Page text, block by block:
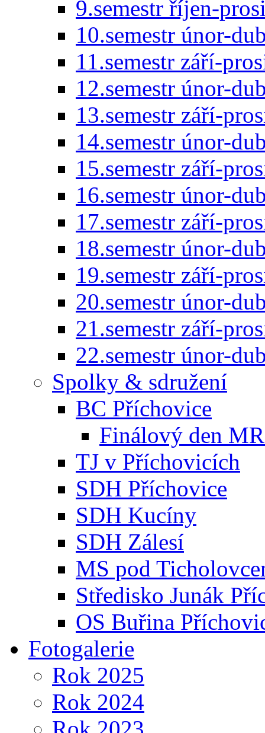
9.semestr říjen-
10.semestr únor-
11.semestr září-
12.semestr únor-
13.semestr září-
14.semestr únor-
15.semestr září-
16.semestr únor-
17.semestr září-
18.semestr únor-
19.semestr září-
20.semestr únor-
21.semestr září-
22.semestr únor-
Spolky & sdružení
BC Příchovice
Finálový den
TJ v Příchovicích
SDH Příchovice
SDH Kucíny
SDH Zálesí
MS pod
Středisko Junák
OS Buřina
Fotogalerie
Rok 2025
Rok 2024